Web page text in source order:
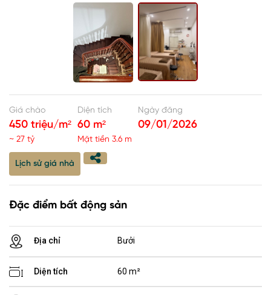
Giá chào
450 triệu/m²
~ 27 tỷ
Diện tích
60 m²
Mặt tiền 3.6 m
Ngày đăng
09/01/2026
Lịch sử giá nhà
Đặc điểm bất động sản
Địa chỉ Bưởi
Diện tích 60 m²